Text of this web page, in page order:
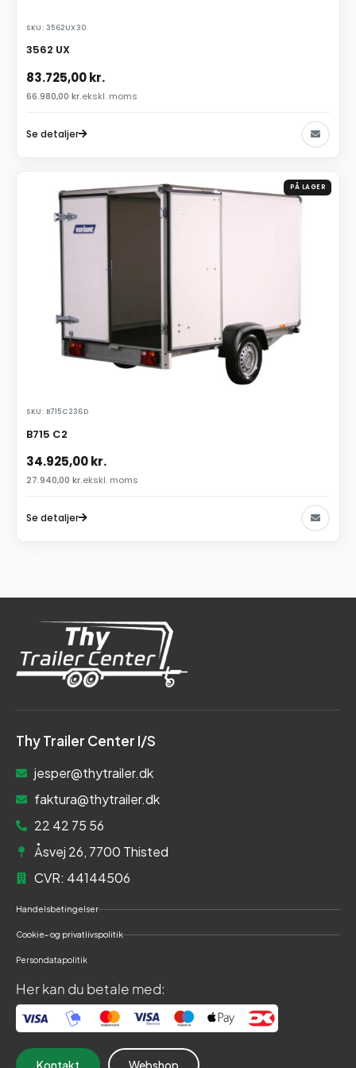
SKU: 3562UX30
3562 UX
83.725,00kr.
66.980,00 kr.ekskl. moms
Se detaljer
PÅ LAGER
SKU: B715C236D
B715 C2
34.925,00kr.
27.940,00 kr.ekskl. moms
Se detaljer
Thy Trailer Center I/S
jesper@thytrailer.dk
faktura@thytrailer.dk
22 42 75 56
Åsvej 26, 7700 Thisted
CVR: 44144506
Handelsbetingelser
Cookie- og privatlivspolitik
Persondatapolitik
Her kan du betale med: